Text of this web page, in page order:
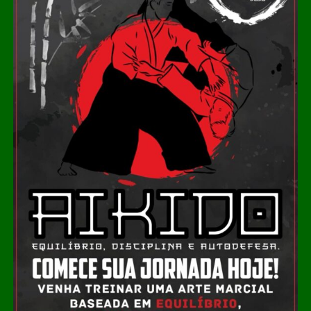
aplicações industriais e veiculares. A iniciativa conecta
geração de energia, tratamento de resíduos e renda
adicional para produtores integrados à cadeia da
suinocultura.
O Brasil abriga um dos maiores rebanhos suínos do
mundo, com produção anual superior a 5 milhões de
toneladas de carne, concentrada principalmente na
região Sul. Esse volume gera uma quantidade
significativa de resíduos, que historicamente representam
passivo ambiental e custo de manejo. A conversão
desses dejetos em biogás e, posteriormente, em
biometano, muda essa lógica ao transformar resíduo em
ativo econômico.
Leia Também: Por unanimidade, STF
confirma compensação de reserva
legal entre imóveis do mesmo bioma